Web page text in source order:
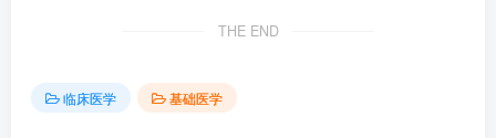
THE END
临床医学 基础医学